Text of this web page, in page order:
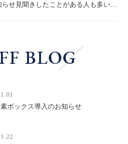
高圧酸素BOX導入のお知らせ見聞きしたことがある人も多いかと思いますが…アスリートなどの間では浸透している高圧酸素BOXを導入しました。 こんな方に向いています！【ケガの早期回復】・骨折、捻挫、打撲、肉ばなれ後・ケガの...
BLOG
ボックス導入のお知らせ